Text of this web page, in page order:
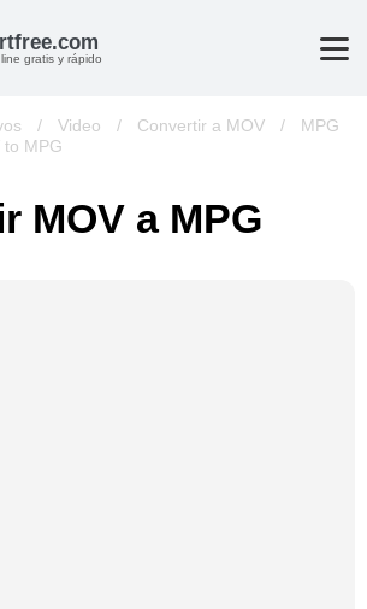
gratis y rápido
/ Video / Convertir a MOV /
MPG
to MPG
MOV a MPG